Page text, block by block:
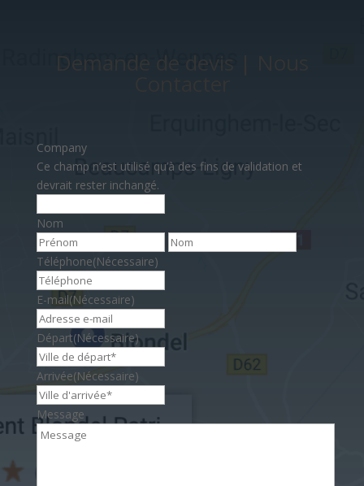
Demande de devis | Nous
Company
Ce champ n’est utilisé qu’à des fins de validation et
devrait rester inchangé.
Nom
Prénom
Téléphone(Nécessaire)
E-mail(Nécessaire)
Départ(Nécessaire)
Arrivée(Nécessaire)
Message